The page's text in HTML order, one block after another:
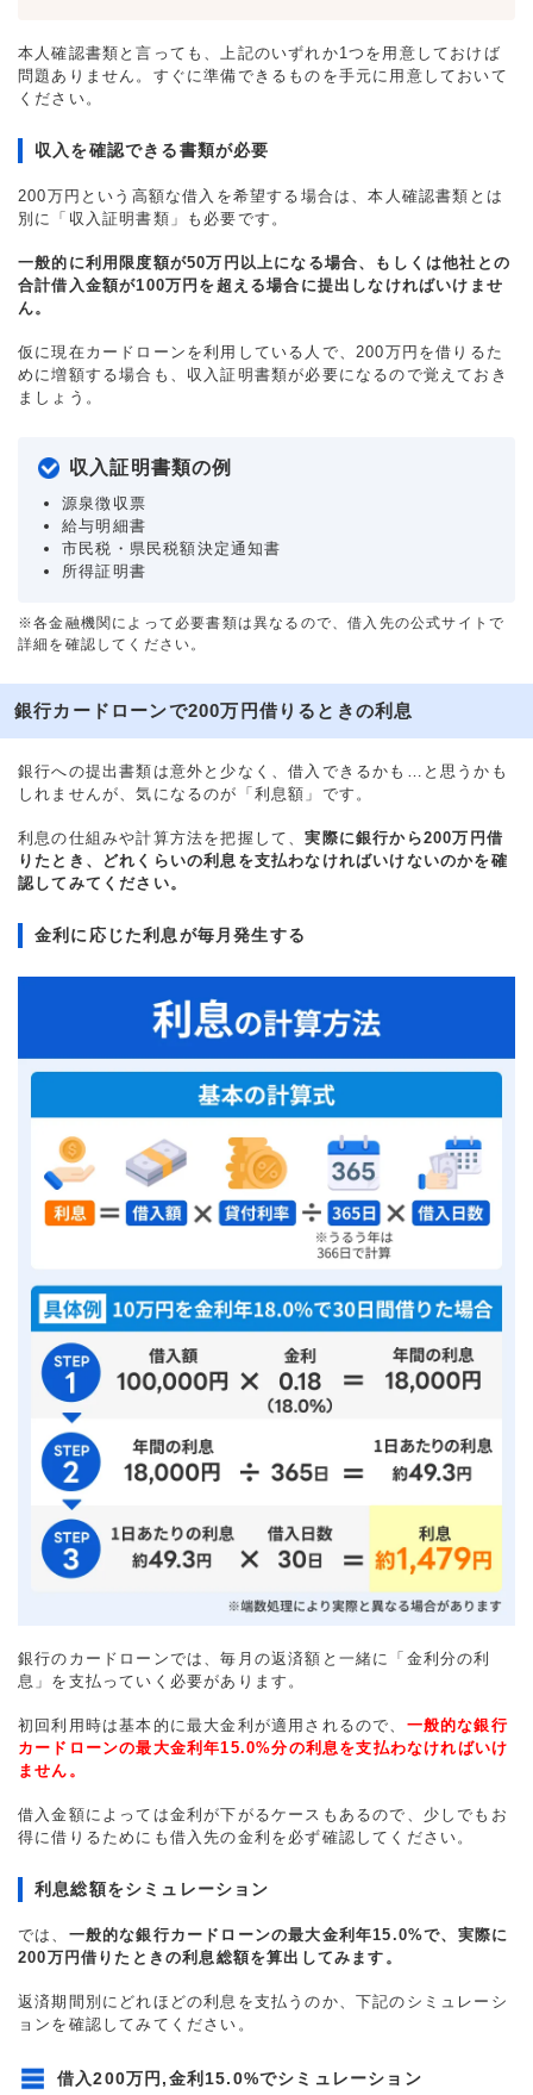
本人確認書類と言っても、上記のいずれか1つを用意しておけば
問題ありません。すぐに準備できるものを手元に用意しておいて
ください。
収入を確認できる書類が必要
200万円という高額な借入を希望する場合は、本人確認書類とは
別に「収入証明書類」も必要です。
一般的に利用限度額が50万円以上になる場合、もしくは他社との
合計借入金額が100万円を超える場合に提出しなければいけませ
ん。
仮に現在カードローンを利用している人で、200万円を借りるた
めに増額する場合も、収入証明書類が必要になるので覚えておき
ましょう。
収入証明書類の例
源泉徴収票
給与明細書
市民税・県民税額決定通知書
所得証明書
※各金融機関によって必要書類は異なるので、借入先の公式サイトで
詳細を確認してください。
銀行カードローンで200万円借りるときの利息
銀行への提出書類は意外と少なく、借入できるかも…と思うかも
しれませんが、気になるのが「利息額」です。
利息の仕組みや計算方法を把握して、実際に銀行から200万円借
りたとき、どれくらいの利息を支払わなければいけないのかを確
認してみてください。
金利に応じた利息が毎月発生する
銀行のカードローンでは、毎月の返済額と一緒に「金利分の利
息」を支払っていく必要があります。
初回利用時は基本的に最大金利が適用されるので、 一般的な銀行
カードローンの最大金利年15.0%分の利息を支払わなければいけ
ません。
借入金額によっては金利が下がるケースもあるので、少しでもお
得に借りるためにも借入先の金利を必ず確認してください。
利息総額をシミュレーション
では、 一般的な銀行カードローンの最大金利年15.0%で、実際に
200万円借りたときの利息総額を算出してみます。
返済期間別にどれほどの利息を支払うのか、下記のシミュレーシ
ョンを確認してみてください。
借入200万円,金利15.0%でシミュレーション